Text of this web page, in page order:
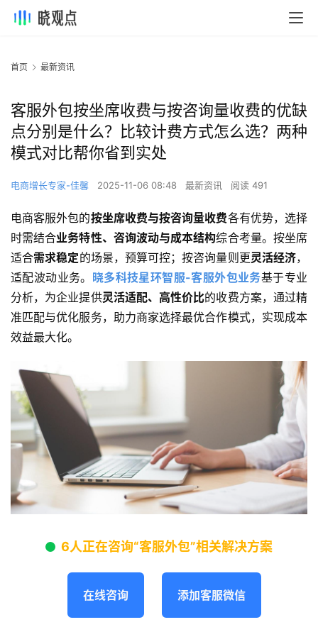
首页 最新资讯
客服外包按坐席收费与按咨询量收费的优缺
点分别是什么？比较计费方式怎么选？两种
模式对比帮你省到实处
电商增长专家-佳馨 2025-11-06 08:48 最新资讯 阅读 491
电商客服外包的按坐席收费与按咨询量收费各有优势，选择
时需结合业务特性、咨询波动与成本结构综合考量。按坐席
适合需求稳定的场景，预算可控；按咨询量则更灵活经济，
适配波动业务。 晓多科技星环智服-客服外包业务基于专业
分析，为企业提供灵活适配、高性价比的收费方案，通过精
准匹配与优化服务，助力商家选择最优合作模式，实现成本
效益最大化。
6人正在咨询“客服外包”相关解决方案
在线咨询 添加客服微信